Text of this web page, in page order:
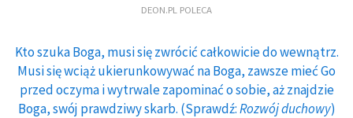
DEON.PL POLECA
Kto szuka Boga, musi się zwrócić całkowicie do wewnątrz.
Musi się wciąż ukierunkowywać na Boga, zawsze mieć Go
przed oczyma i wytrwale zapominać o sobie, aż znajdzie
Boga, swój prawdziwy skarb. (Sprawdź:Rozwój duchowy)